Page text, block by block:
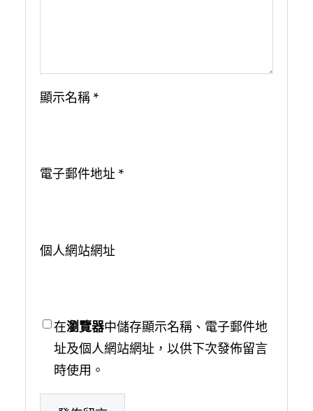
顯示名稱 *
電子郵件地址 *
個人網站網址
在瀏覽器中儲存顯示名稱、電子郵件地
址及個人網站網址，以供下次發佈留言
時使用。